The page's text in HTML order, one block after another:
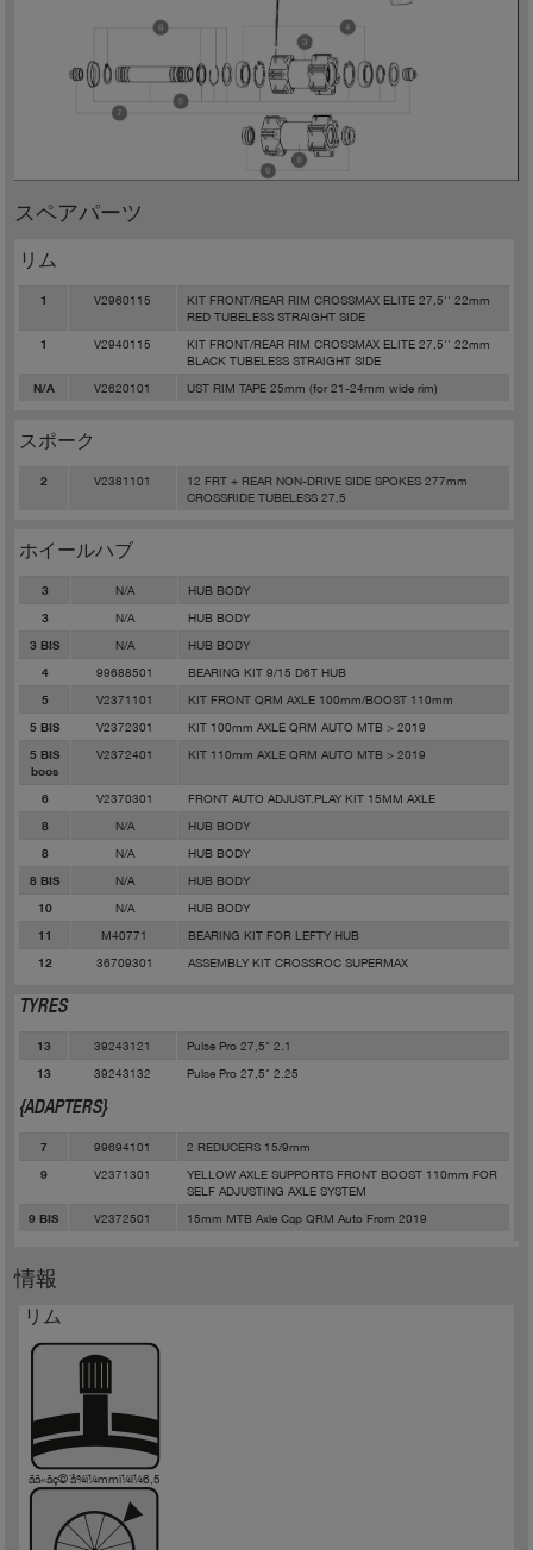
スペアパーツ
リム
1 V2960115
KIT FRONT/REAR RIM CROSSMAX ELITE 27,5'' 22mm
RED TUBELESS STRAIGHT SIDE
1 V2940115
KIT FRONT/REAR RIM CROSSMAX ELITE 27,5'' 22mm
BLACK TUBELESS STRAIGHT SIDE
N/A V2620101 UST RIM TAPE 25mm (for 21-24mm wide rim)
スポーク
2 V2381101
12 FRT + REAR NON-DRIVE SIDE SPOKES 277mm
CROSSRIDE TUBELESS 27,5
ホイールハブ
3 N/A HUB BODY
3 N/A HUB BODY
3 BIS N/A HUB BODY
4 99688501 BEARING KIT 9/15 D6T HUB
5 V2371101 KIT FRONT QRM AXLE 100mm/BOOST 110mm
5 BIS V2372301 KIT 100mm AXLE QRM AUTO MTB > 2019
5 BIS
boos
V2372401 KIT 110mm AXLE QRM AUTO MTB > 2019
6 V2370301 FRONT AUTO ADJUST.PLAY KIT 15MM AXLE
8 N/A HUB BODY
8 N/A HUB BODY
8 BIS N/A HUB BODY
10 N/A HUB BODY
11 M40771 BEARING KIT FOR LEFTY HUB
12 36709301 ASSEMBLY KIT CROSSROC SUPERMAX
TYRES
13 39243121 Pulse Pro 27,5" 2.1
13 39243132 Pulse Pro 27,5" 2.25
{ADAPTERS}
7 99694101 2 REDUCERS 15/9mm
9 V2371301
YELLOW AXLE SUPPORTS FRONT BOOST 110mm FOR
SELF ADJUSTING AXLE SYSTEM
9 BIS V2372501 15mm MTB Axle Cap QRM Auto From 2019
情報
リム
ãã«ãç©´å¾ï¼mmï¼ï¼6,5